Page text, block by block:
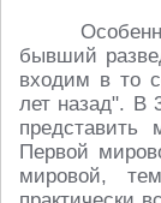
бывший
входим в то
лет назад". В
Первой
мировой,